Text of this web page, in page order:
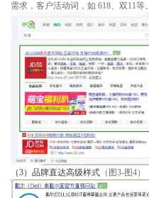
需求，客户活动词，如 618、双11等。
（3） 品牌直达高级样式（图3-图4）